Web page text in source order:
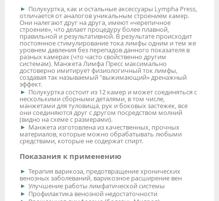
Полукуртка, как и остальные аксессуары Lympha Press,
отличается от аналогов уникальным строением камер.
Они налегают друг на друга, имеют «черепичное
строение», что делает процедуру более плавной,
правильной и результативной. В результате происходит
постоянное стимулирование тока лимфы одним и тем же
уровнем давления без перепадов данного показателя в
разных камерах (что часто свойственно другим
системам). Манжета Лимфа Пресс максимально
достоверно имитирует физиологичный ток лимфы,
создавая так называемый "выжимающий» дренажный
эффект.
Полукуртка состоит из 12 камер и может соединяться с
несколькими сборными деталями, в том числе,
манжетами для туловища, рук и боковых застежек, все
они соединяются друг с другом посредством молний
(видно на схеме с размерами).
Манжета изготовлена из качественных, прочных
материалов, которые можно обрабатывать любыми
средствами, которые не содержат спирт.
Показания к применению
Терапия варикоза, предотвращение хронических
венозных заболеваний, варикозное расширение вен
Улучшение работы лимфатической системы
Профилактика венозной недостаточности